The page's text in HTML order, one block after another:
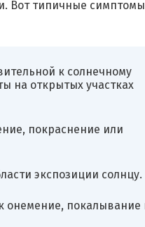
Вот типичные симптомы
к солнечному
на открытых участках
покраснение или
экспозиции солнцу.
онемение, покалывание